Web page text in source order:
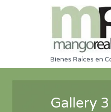
Bienes Raíces en
Gallery